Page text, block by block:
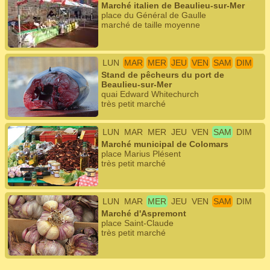
Marché italien de Beaulieu-sur-Mer
place du Général de Gaulle
marché de taille moyenne
LUN MAR MER JEU VEN SAM
DIM
Stand de pêcheurs du port de
Beaulieu-sur-Mer
quai Edward Whitechurch
très petit marché
LUN MAR MER JEU VEN SAM
DIM
Marché municipal de Colomars
place Marius Plésent
très petit marché
LUN MAR MER JEU VEN SAM
DIM
Marché d'Aspremont
place Saint-Claude
très petit marché